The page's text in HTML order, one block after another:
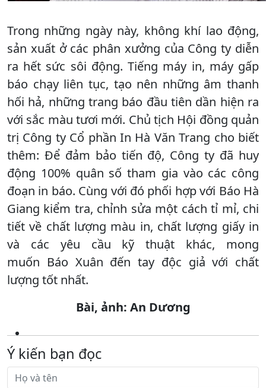
Trong những ngày này, không khí lao động,
sản xuất ở các phân xưởng của Công ty diễn
ra hết sức sôi động. Tiếng máy in, máy gấp
báo chạy liên tục, tạo nên những âm thanh
hối hả, những trang báo đầu tiên dần hiện ra
với sắc màu tươi mới. Chủ tịch Hội đồng quản
trị Công ty Cổ phần In Hà Văn Trang cho biết
thêm: Để đảm bảo tiến độ, Công ty đã huy
động 100% quân số tham gia vào các công
đoạn in báo. Cùng với đó phối hợp với Báo Hà
Giang kiểm tra, chỉnh sửa một cách tỉ mỉ, chi
tiết về chất lượng màu in, chất lượng giấy in
và các yêu cầu kỹ thuật khác, mong
muốn Báo Xuân đến tay độc giả với chất
lượng tốt nhất.
Bài, ảnh: An Dương
Ý kiến bạn đọc